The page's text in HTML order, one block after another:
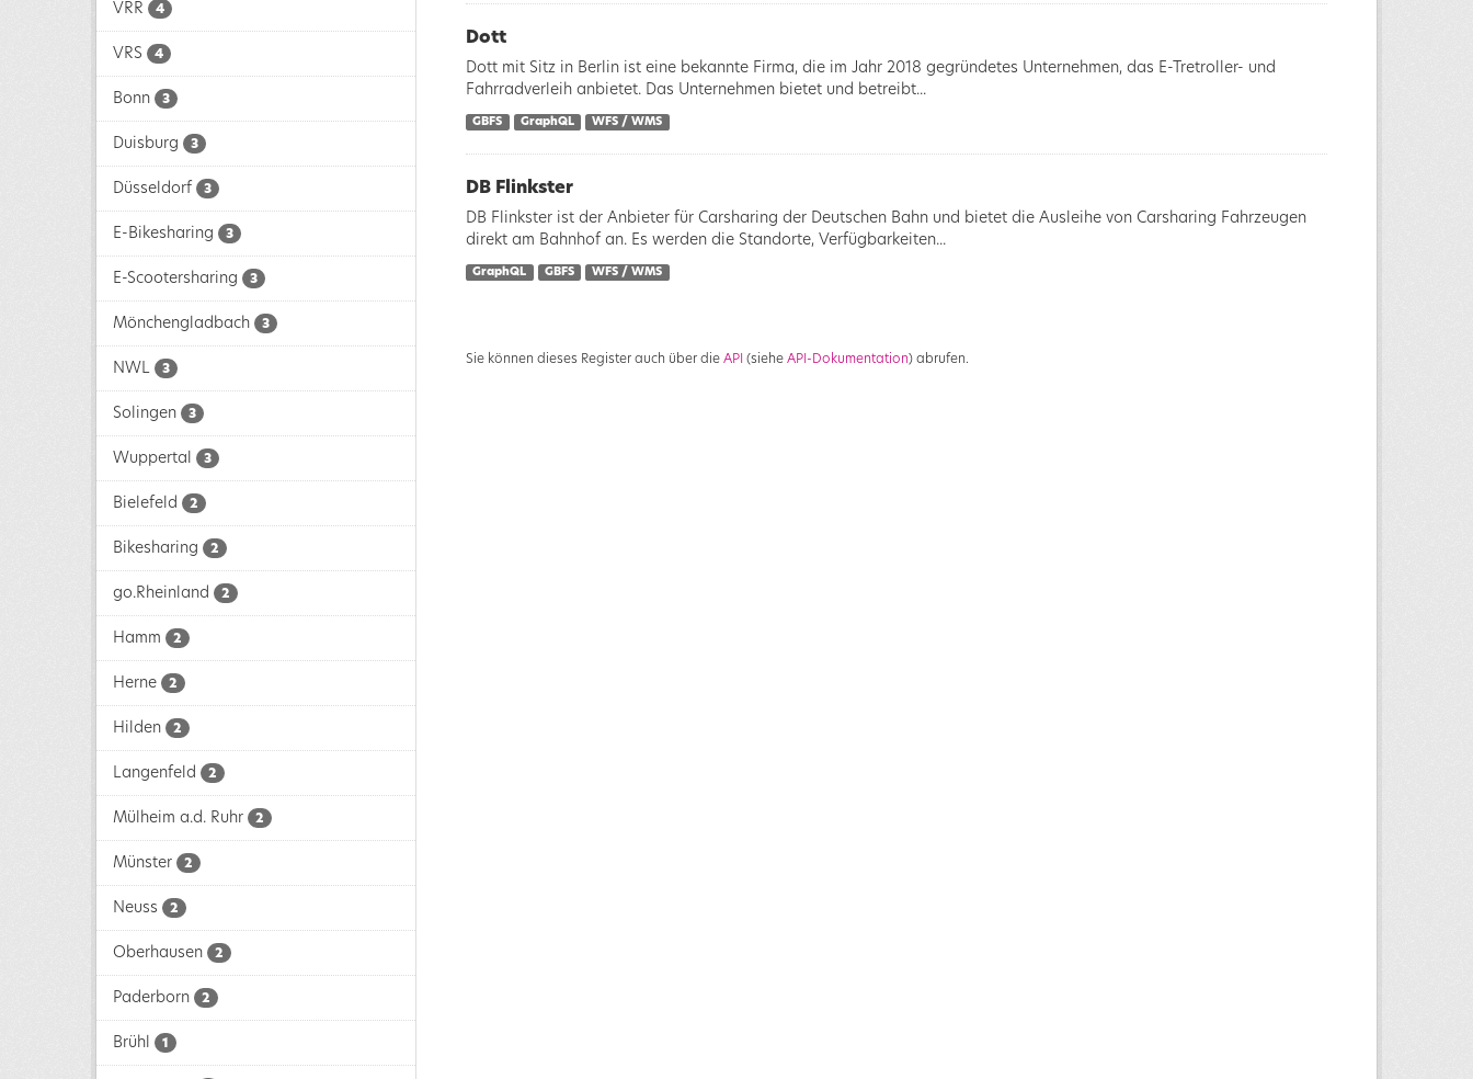
VRR 4
VRS 4
Bonn 3
Duisburg 3
Düsseldorf 3
E-Bikesharing 3
E-Scootersharing 3
Mönchengladbach 3
NWL 3
Solingen 3
Wuppertal 3
Bielefeld 2
Bikesharing 2
go.Rheinland 2
Hamm 2
Herne 2
Hilden 2
Langenfeld 2
Mülheim a.d. Ruhr 2
Münster 2
Neuss 2
Oberhausen 2
Paderborn 2
Brühl 1
Dott
Dott mit Sitz in Berlin ist eine bekannte Firma, die im Jahr 2018 gegründetes Unternehmen, das E-Tretroller- und
Fahrradverleih anbietet. Das Unternehmen bietet und betreibt...
GBFS GraphQL WFS / WMS
DB Flinkster
DB Flinkster ist der Anbieter für Carsharing der Deutschen Bahn und bietet die Ausleihe von Carsharing Fahrzeugen
direkt am Bahnhof an. Es werden die Standorte, Verfügbarkeiten...
GraphQL GBFS WFS / WMS
Sie können dieses Register auch über die API (siehe API-Dokumentation) abrufen.